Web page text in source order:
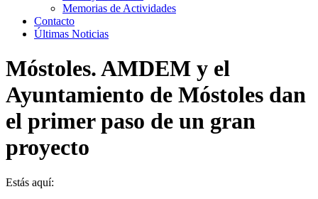
Memorias de Actividades
Contacto
Últimas Noticias
Móstoles. AMDEM y el
Ayuntamiento de Móstoles dan
el primer paso de un gran
proyecto
Estás aquí: